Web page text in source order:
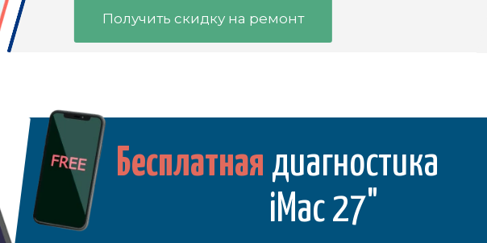
Получить скидку на ремонт
Бесплатная диагностика
iMac 27"